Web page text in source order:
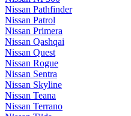
Nissan Pathfinder
Nissan Patrol
Nissan Primera
Nissan Qashqai
Nissan Quest
Nissan Rogue
Nissan Sentra
Nissan Skyline
Nissan Teana
Nissan Terrano